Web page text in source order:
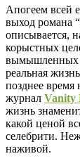
Апогеем всей
выход романа
описывается,
корыстных
вымышленных
реальная
позднее время
журнал Vanity
жизнь
какой ценой
селебрити.
наживой.